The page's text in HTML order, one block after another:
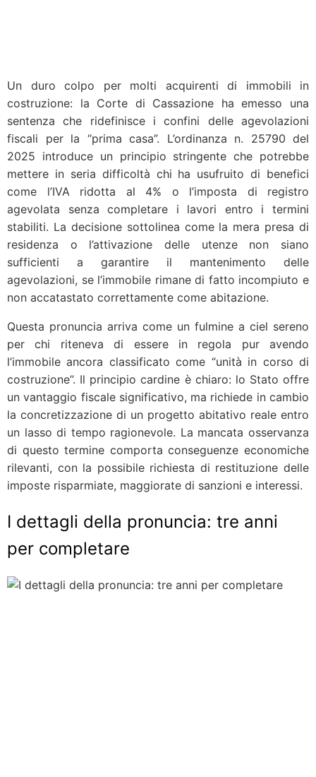
Un duro colpo per molti acquirenti di immobili in
costruzione: la Corte di Cassazione ha emesso una
sentenza che ridefinisce i confini delle agevolazioni
fiscali per la “prima casa”. L’ordinanza n. 25790 del
2025 introduce un principio stringente che potrebbe
mettere in seria difficoltà chi ha usufruito di benefici
come l’IVA ridotta al 4% o l’imposta di registro
agevolata senza completare i lavori entro i termini
stabiliti. La decisione sottolinea come la mera presa di
residenza o l’attivazione delle utenze non siano
sufficienti a garantire il mantenimento delle
agevolazioni, se l’immobile rimane di fatto incompiuto e
non accatastato correttamente come abitazione.
Questa pronuncia arriva come un fulmine a ciel sereno
per chi riteneva di essere in regola pur avendo
l’immobile ancora classificato come “unità in corso di
costruzione”. Il principio cardine è chiaro: lo Stato offre
un vantaggio fiscale significativo, ma richiede in cambio
la concretizzazione di un progetto abitativo reale entro
un lasso di tempo ragionevole. La mancata osservanza
di questo termine comporta conseguenze economiche
rilevanti, con la possibile richiesta di restituzione delle
imposte risparmiate, maggiorate di sanzioni e interessi.
I dettagli della pronuncia: tre anni
per completare